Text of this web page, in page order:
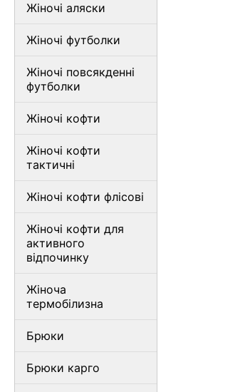
Жіночі аляски
Жіночі футболки
Жіночі повсякденні
футболки
Жіночі кофти
Жіночі кофти
тактичні
Жіночі кофти флісові
Жіночі кофти для
активного
відпочинку
Жіноча
термобілизна
Брюки
Брюки карго